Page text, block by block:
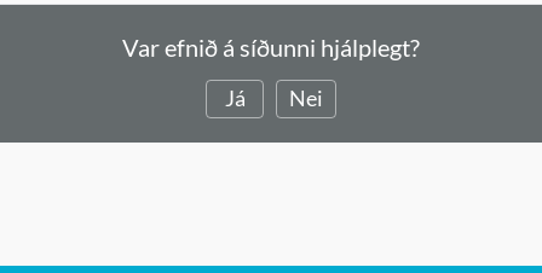
Var efnið á síðunni hjálplegt?
Já Nei